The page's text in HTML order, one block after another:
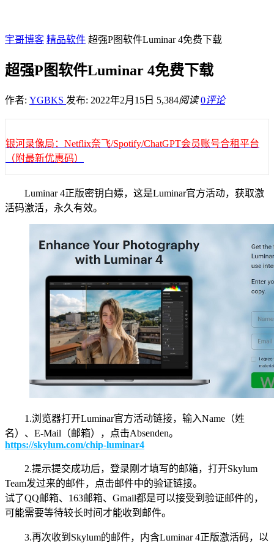
宇哥博客 精品软件 超强P图软件Luminar 4免费下载
超强P图软件Luminar 4免费下载
作者: YGBKS 发布: 2022年2月15日 5,384阅读 0评论
银河录像局：Netflix奈飞/Spotify/ChatGPT会员账号合租平台
（附最新优惠码）
Luminar 4正版密钥白嫖，这是Luminar官方活动，获取激
活码激活，永久有效。
1.浏览器打开Luminar官方活动链接，输入Name（姓
名）、E-Mail（邮箱），点击Absenden。
https://skylum.com/chip-luminar4
2.提示提交成功后，登录刚才填写的邮箱，打开Skylum
Team发过来的邮件，点击邮件中的验证链接。
试了QQ邮箱、163邮箱、Gmail都是可以接受到验证邮件的，
可能需要等待较长时间才能收到邮件。
3.再次收到Skylum的邮件，内含Luminar 4正版激活码，以